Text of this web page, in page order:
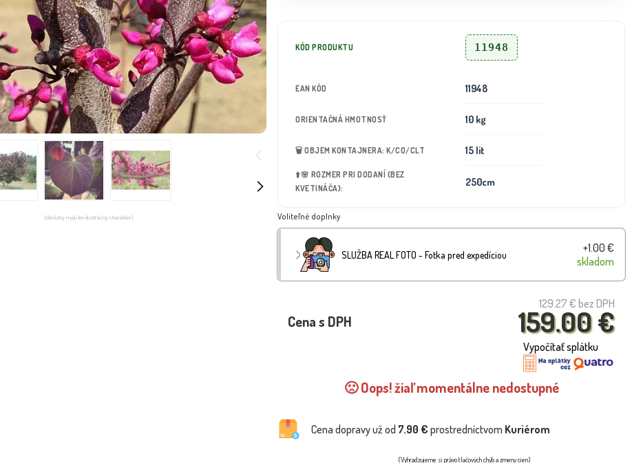
(obrázky majú len ilustračný charakter)
KÓD PRODUKTU 11948
EAN KÓD 11948
ORIENTAČNÁ HMOTNOSŤ 10 kg
🗑️ OBJEM KONTAJNERA: K/CO/CLT 15 lit
⬆️🌸 ROZMER PRI DODANÍ (BEZ
KVETINÁČA):
250cm
Voliteľné doplnky
SLUŽBA REAL FOTO - Fotka pred expedíciou
+1.00 €
skladom
129.27 € bez DPH
159.00 €
Cena s DPH
Vypočítať splátku
🙁 Oops! žiaľ momentálne nedostupné
Cena dopravy už od 7.90 € prostredníctvom Kuriérom
(Vyhradzujeme si právo tlačových chýb a zmeny cien)